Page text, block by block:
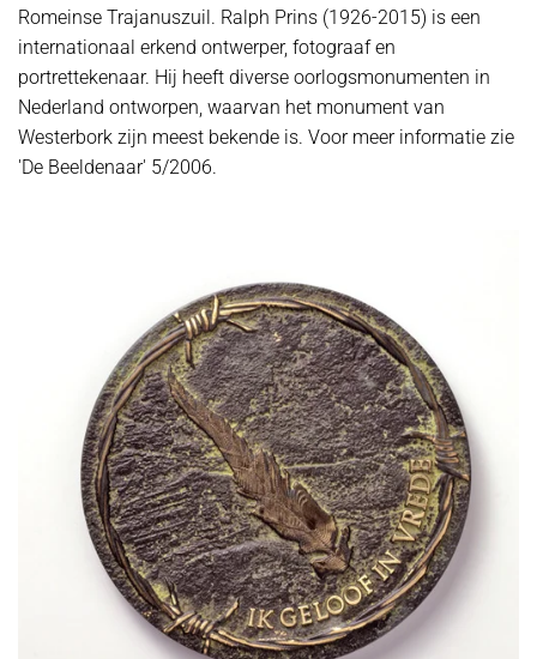
Romeinse Trajanuszuil. Ralph Prins (1926-2015) is een
internationaal erkend ontwerper, fotograaf en
portrettekenaar. Hij heeft diverse oorlogsmonumenten in
Nederland ontworpen, waarvan het monument van
Westerbork zijn meest bekende is. Voor meer informatie zie
'De Beeldenaar' 5/2006.